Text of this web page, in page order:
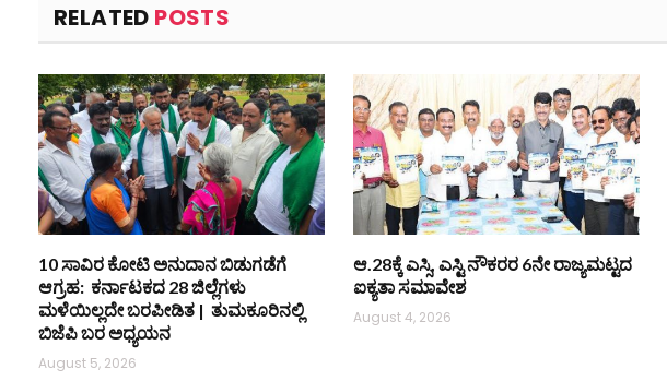
RELATED POSTS
10 ಸಾವಿರ ಕೋಟಿ ಅನುದಾನ ಬಿಡುಗಡೆಗೆ
ಆಗ್ರಹ: ಕರ್ನಾಟಕದ 28 ಜಿಲ್ಲೆಗಳು
ಮಳೆಯಿಲ್ಲದೇ ಬರಪೀಡಿತ | ತುಮಕೂರಿನಲ್ಲಿ
ಬಿಜೆಪಿ ಬರ ಅಧ್ಯಯನ
August 5, 2026
ಆ.28ಕ್ಕೆ ಎಸ್ಸಿ, ಎಸ್ಟಿ ನೌಕರರ 6ನೇ ರಾಜ್ಯಮಟ್ಟದ
ಐಕ್ಯತಾ ಸಮಾವೇಶ
August 4, 2026